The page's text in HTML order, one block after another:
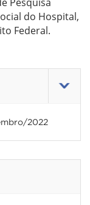
do Hospital,
Federal.
2022